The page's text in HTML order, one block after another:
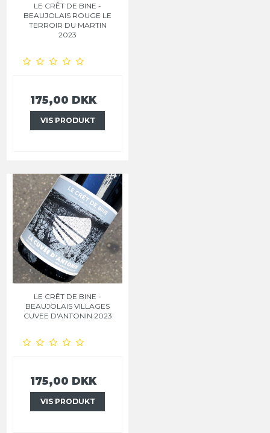
LE CRÊT DE BINE -
BEAUJOLAIS ROUGE LE
TERROIR DU MARTIN
2023
175,00 DKK
VIS PRODUKT
LE CRÊT DE BINE -
BEAUJOLAIS VILLAGES
CUVEE D'ANTONIN 2023
175,00 DKK
VIS PRODUKT